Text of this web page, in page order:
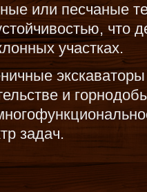
или песчаные
что
участках.
и
задач.